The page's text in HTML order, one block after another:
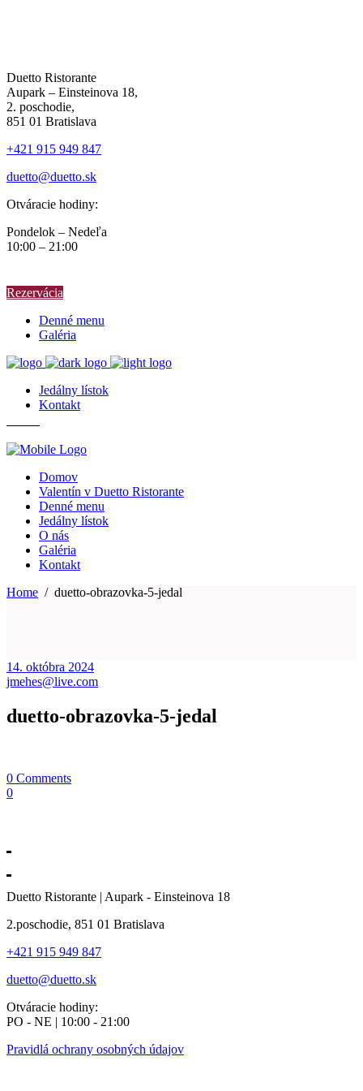
Duetto Ristorante
Aupark – Einsteinova 18,
2. poschodie,
851 01 Bratislava
+421 915 949 847
duetto@duetto.sk
Otváracie hodiny:
Pondelok – Nedeľa
10:00 – 21:00
Rezervácia
Denné menu
Galéria
Jedálny lístok
Kontakt
Domov
Valentín v Duetto Ristorante
Denné menu
Jedálny lístok
O nás
Galéria
Kontakt
Home / duetto-obrazovka-5-jedal
14. októbra 2024
jmehes@live.com
duetto-obrazovka-5-jedal
0 Comments
0
Duetto Ristorante | Aupark - Einsteinova 18
2.poschodie, 851 01 Bratislava
+421 915 949 847
duetto@duetto.sk
Otváracie hodiny:
PO - NE | 10:00 - 21:00
Pravidlá ochrany osobných údajov